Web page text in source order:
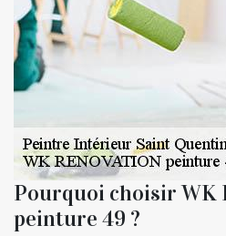
Pourquoi choisir WK
peinture 49 ?